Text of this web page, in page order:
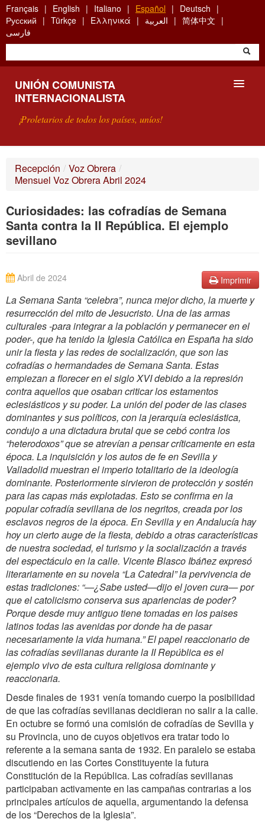
Skip
to
main
content
Français English Italiano Español
Deutsch
Русский
Türkçe Ελληνικά العربية
简体中文
فارسی
UNIÓN COMUNISTA
INTERNACIONALISTA
¡Proletarios de todos los países, uníos!
¿QUÉ ES LA UCI?
BÚSQUEDA
CONTACTARNOS
Recepción / Voz Obrera /
Mensuel Voz Obrera Abril 2024
Curiosidades: las cofradías de Semana
Santa contra la II República. El ejemplo
sevillano
Imprimir
Abril de 2024
La Semana Santa “celebra”, nunca mejor dicho, la muerte y
resurrección del mito de Jesucristo. Una de las armas
culturales -para integrar a la población y permanecer en el
poder-, que ha tenido la Iglesia Católica en España ha sido
unir la fiesta y las redes de socialización, que son las
cofradías o hermandades de Semana Santa. Estas
empiezan a florecer en el siglo XVI debido a la represión
contra aquellos que osaban criticar los estamentos
eclesiásticos y su poder. La unión del poder de las clases
dominantes y sus políticos, con la jerarquía eclesiástica,
condujo a una dictadura brutal que se cebó contra los
“heterodoxos” que se atrevían a pensar críticamente en esta
época. La inquisición y los autos de fe en Sevilla y
Valladolid muestran el imperio totalitario de la ideología
dominante. Posteriormente sirvieron de protección y sostén
para las capas más explotadas. Esto se confirma en la
popular cofradía sevillana de los negritos, creada por los
esclavos negros de la época. En Sevilla y en Andalucía hay
hoy un cierto auge de la fiesta, debido a otras características
de nuestra sociedad, el turismo y la socialización a través
del espectáculo en la calle. Vicente Blasco Ibáñez expresó
literariamente en su novela “La Catedral” la pervivencia de
estas tradiciones: “—¿Sabe usted—dijo el joven cura— por
que el catolicismo conserva sus apariencias de poder?
Porque desde muy antiguo tiene tomadas en los paises
latinos todas las avenidas por donde ha de pasar
necesariamente la vida humana.” El papel reaccionario de
las cofradías sevillanas durante la II República es el
ejemplo vivo de esta cultura religiosa dominante y
reaccionaria.
Desde finales de 1931 venía tomando cuerpo la posibilidad
de que las cofradías sevillanas decidieran no salir a la calle.
En octubre se formó una comisión de cofradías de Sevilla y
su Provincia, uno de cuyos objetivos era tratar todo lo
referente a la semana santa de 1932. En paralelo se estaba
discutiendo en las Cortes Constituyente la futura
Constitución de la República. Las cofradías sevillanas
participaban activamente en las campañas contrarias a los
principales artículos de aquella, argumentando la defensa
de los “Derechos de la Iglesia”.